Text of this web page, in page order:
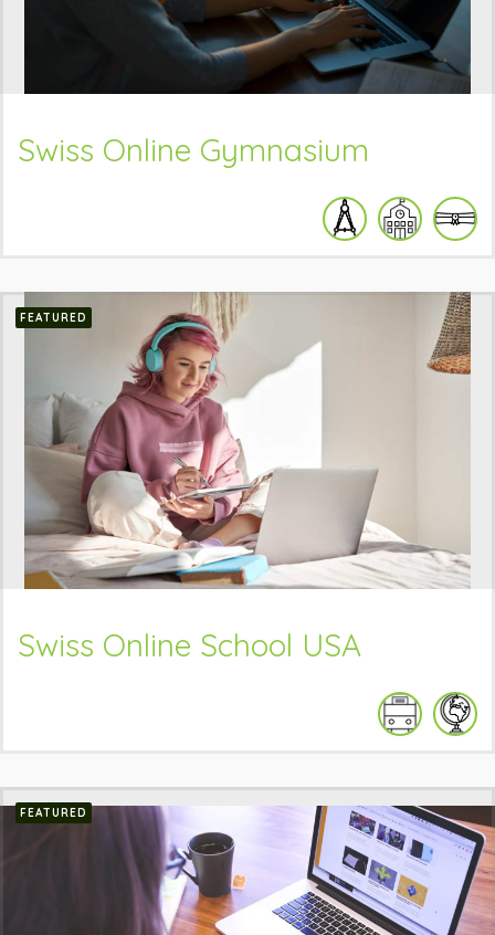
Swiss Online Gymnasium
FEATURED
Swiss Online School USA
FEATURED